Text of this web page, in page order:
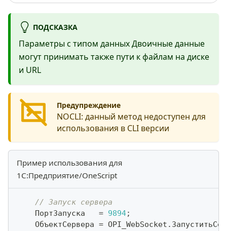
ПОДСКАЗКА
Параметры с типом данных Двоичные данные
могут принимать также пути к файлам на диске
и URL
Предупреждение
NOCLI: данный метод недоступен для
использования в CLI версии
Пример использования для
1С:Предприятие/OneScript
// Запуск сервера
    ПортЗапуска
= 9894;
    ОбъектСервера
= OPI_WebSocket .